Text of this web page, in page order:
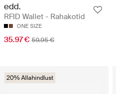
edd.
RFID Wallet - Rahakotid
ONE SIZE
35.97 € 59.95 €
20% Allahindlust